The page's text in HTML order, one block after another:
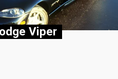
Viper